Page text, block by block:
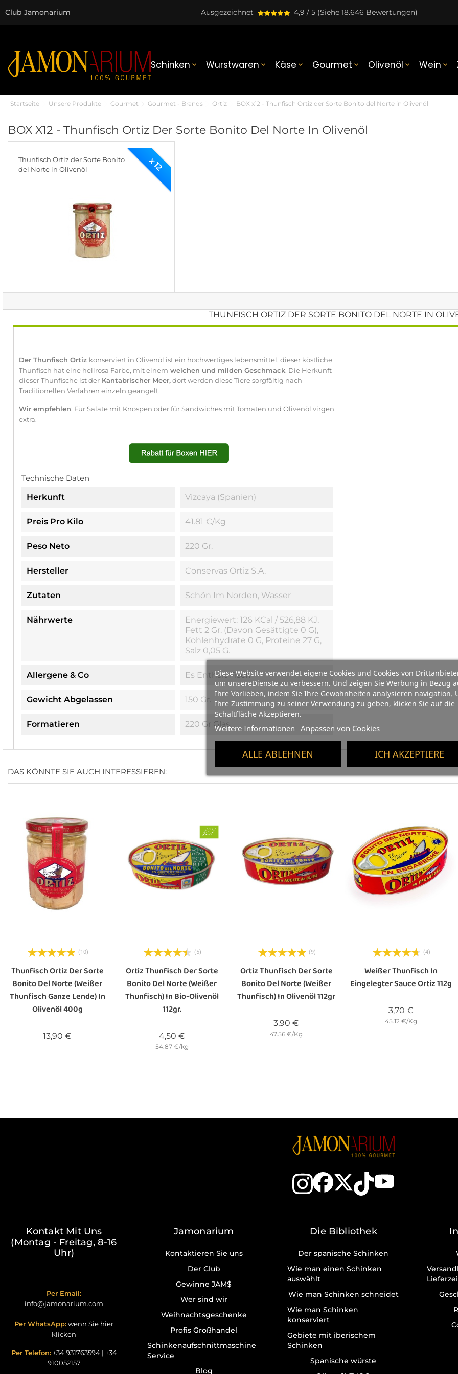
Diese Website verwendet eigene Cookies und Cookies von
um unsereDienste zu verbessern. Und zeigen Sie Werbung in Bezug
Ihre Vorlieben, indem Sie Ihre Gewohnheiten analysieren navigation.
Ihre Zustimmung zu seiner Verwendung zu geben, klicken Sie auf die
Schaltfläche Akzeptieren.
Weitere Informationen Anpassen von Cookies
ALLE ABLEHNEN ICH AKZEPTIERE
Club Jamonarium Ausgezeichnet 4,9 / 5 (Siehe 18.646 Bewertungen)
Schinken  Wurstwaren  Käse  Gourmet  Olivenöl  Wein 
Startseite Unsere Produkte Gourmet Gourmet - Brands Ortiz BOX x12 - Thunfisch Ortiz der Sorte Bonito del Norte in Olivenöl
BOX X12 - Thunfisch Ortiz Der Sorte Bonito Del Norte In Olivenöl
x 12
Thunfisch Ortiz der Sorte Bonito
del Norte in Olivenöl
THUNFISCH ORTIZ DER SORTE BONITO DEL NORTE IN
Der Thunfisch Ortiz konserviert in Olivenöl ist ein hochwertiges lebensmittel, dieser köstliche
Thunfisch hat eine hellrosa Farbe, mit einem weichen und milden Geschmack. Die Herkunft
dieser Thunfische ist der Kantabrischer Meer,dort werden diese Tiere sorgfältig nach
Traditionellen Verfahren einzeln geangelt.
Wir empfehlen: Für Salate mit Knospen oder für Sandwiches mit Tomaten und Olivenöl virgen
extra.
Technische Daten
Herkunft
Vizcaya (Spanien)
Preis Pro Kilo 41.81 €/kg
Peso Neto 220 Gr.
Hersteller Conservas Ortiz S.A.
Zutaten Schön Im Norden, Wasser
Nährwerte
Energiewert: 126 KCal / 526,88 KJ,
Fett 2 Gr. (davon Gesättigte 0 G),
Kohlenhydrate 0 G, Proteine 27 G,
Salz 0,05 G.
Allergene & Co Es Enthält Fisch
Gewicht Abgelassen 150 Gr.
Formatieren 220 Gr Glas
DAS KÖNNTE SIE AUCH INTERESSIEREN:
(10)
Thunfisch Ortiz Der Sorte
Bonito Del Norte (Weißer
Thunfisch Ganze Lende) In
Olivenöl 400g
13,90 €
(5)
Ortiz Thunfisch Der Sorte
Bonito Del Norte (Weißer
Thunfisch) In Bio-Olivenöl
112gr.
4,50 €Preis
54.87 €/kg
(9)
Ortiz Thunfisch Der Sorte
Bonito Del Norte (Weißer
Thunfisch) In Olivenöl 112gr
3,90 €
47.56 €/Kg
(4)
Weißer Thunfisch In
Eingelegter Sauce Ortiz 112g
3,70 €Preis
45.12 €/Kg
Kontakt Mit Uns
(Montag - Freitag, 8-16
Uhr)
Per Email:
info@jamonarium.com
Per WhatsApp:wenn Sie hier
klicken
Per Telefon: +34 931763594| +34
910052157
Jamonarium
Kontaktieren Sie uns
Der Club
Gewinne JAM$
Wer sind wir
Weihnachtsgeschenke
Profis Großhandel
Schinkenaufschnittmaschine
Service
Blog
Die Bibliothek
Der spanische Schinken
Wie man einen Schinken
auswählt
Wie man Schinken schneidet
Wie man Schinken
konserviert
Gebiete mit iberischem
Schinken
Spanische würste